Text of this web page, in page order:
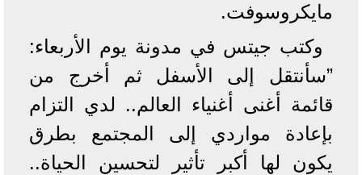
مايكروسوفت.
وكتب جيتس في مدونة يوم الأربعاء:
”سأنتقل إلى الأسفل ثم أخرج من
قائمة أغنى أغنياء العالم.. لدي التزام
بإعادة مواردي إلى المجتمع بطرق
يكون لها أكبر تأثير لتحسين الحياة..